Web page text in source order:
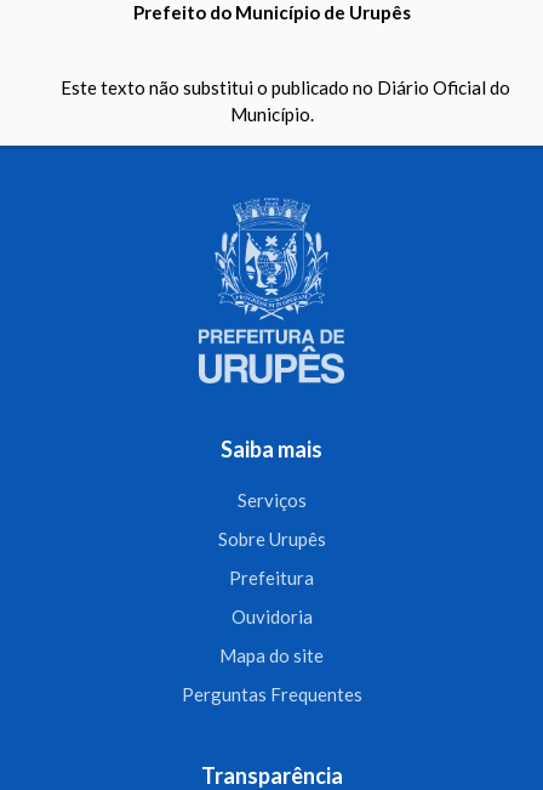
Prefeito do Município de Urupês
Este texto não substitui o publicado no Diário Oficial do
Município.
Saiba mais
Serviços
Sobre Urupês
Prefeitura
Ouvidoria
Mapa do site
Perguntas Frequentes
Transparência